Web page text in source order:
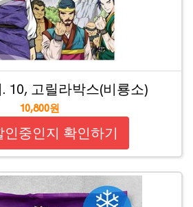
10, 고릴라박스(비룡소)
10,800원
인중인지 확인하기